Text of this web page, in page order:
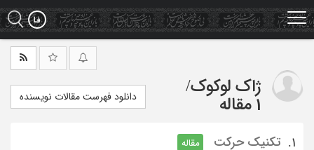
Skip
to
main
ژاک لوکوک/
1 مقاله
دانلود فهرست مقالات نویسنده
1. تکنیک حرکت
مقاله